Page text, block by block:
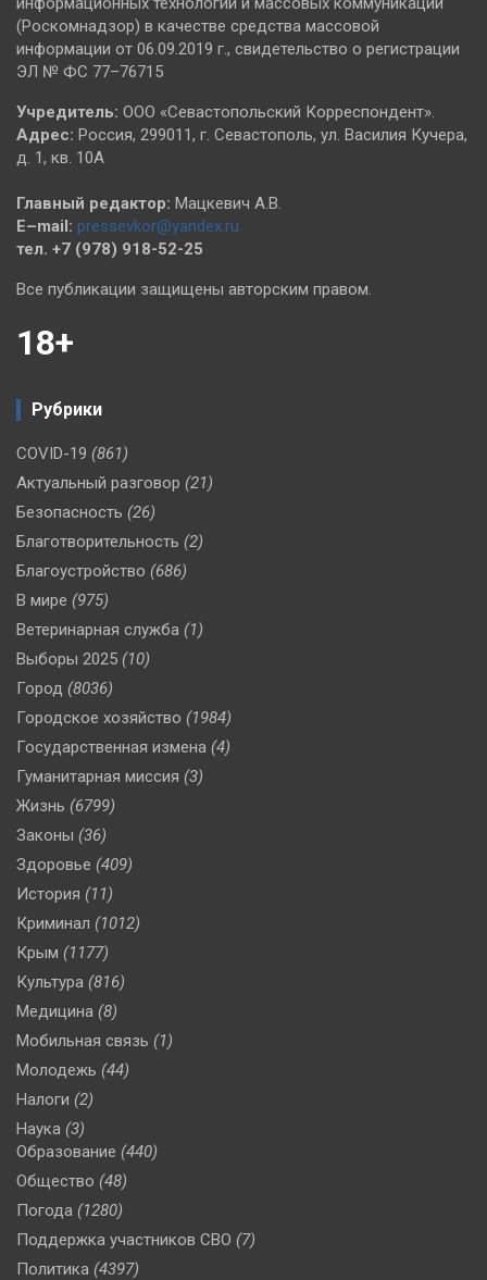
(Роскомнадзор) в качестве средства массовой
информации от 06.09.2019 г., свидетельство о регистрации
ЭЛ № ФС 77–76715
Учредитель: ООО «Севастопольский Корреспондент».
Адрес: Россия, 299011, г. Севастополь, ул. Василия Кучера,
д. 1, кв. 10А
Главный редактор: Мацкевич А.В.
E–mail: pressevkor@yandex.ru
тел. +7 (978) 918-52-25
Все публикации защищены авторским правом.
18+
Рубрики
COVID-19 (861)
Актуальный разговор (21)
Безопасность (26)
Благотворительность (2)
Благоустройство (686)
В мире (975)
Ветеринарная служба (1)
Выборы 2025 (10)
Город (8036)
Городское хозяйство (1984)
Государственная измена (4)
Гуманитарная миссия (3)
Жизнь (6799)
Законы (36)
Здоровье (409)
История (11)
Криминал (1012)
Крым (1177)
Культура (816)
Медицина (8)
Мобильная связь (1)
Молодежь (44)
Налоги (2)
Наука (3)
Образование (440)
Общество (48)
Погода (1280)
Поддержка участников СВО (7)
Политика (4397)